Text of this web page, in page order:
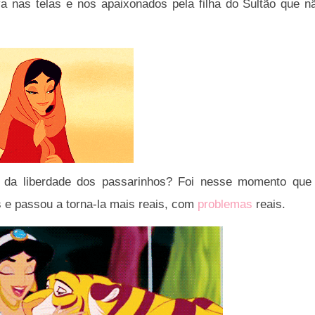
nas telas e nos apaixonados pela filha do Sultão que
liberdade dos passarinhos? Foi nesse momento
passou a torna-la mais reais, com problemas reais.